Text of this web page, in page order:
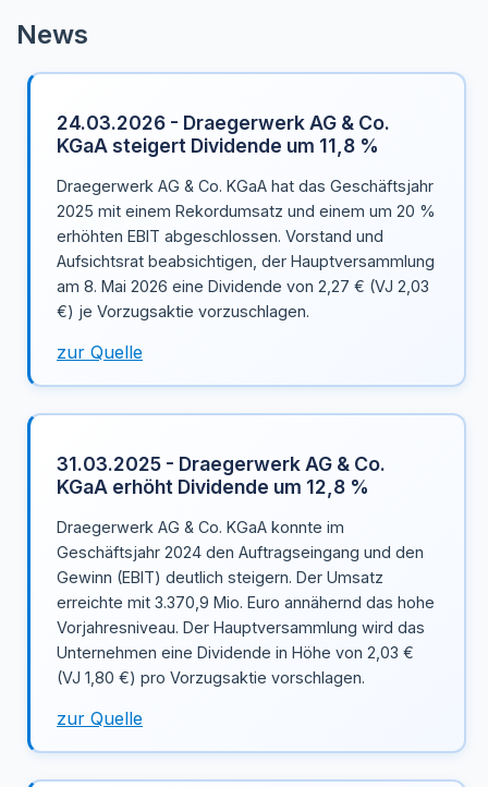
News
24.03.2026 - Draegerwerk AG & Co.
KGaA steigert Dividende um 11,8 %
Draegerwerk AG & Co. KGaA hat das Geschäftsjahr
2025 mit einem Rekordumsatz und einem um 20 %
erhöhten EBIT abgeschlossen. Vorstand und
Aufsichtsrat beabsichtigen, der Hauptversammlung
am 8. Mai 2026 eine Dividende von 2,27 € (VJ 2,03
€) je Vorzugsaktie vorzuschlagen.
zur Quelle
31.03.2025 - Draegerwerk AG & Co.
KGaA erhöht Dividende um 12,8 %
Draegerwerk AG & Co. KGaA konnte im
Geschäftsjahr 2024 den Auftragseingang und den
Gewinn (EBIT) deutlich steigern. Der Umsatz
erreichte mit 3.370,9 Mio. Euro annähernd das hohe
Vorjahresniveau. Der Hauptversammlung wird das
Unternehmen eine Dividende in Höhe von 2,03 €
(VJ 1,80 €) pro Vorzugsaktie vorschlagen.
zur Quelle